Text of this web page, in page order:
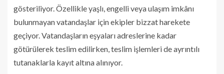
gösteriliyor. Özellikle yaşlı, engelli veya ulaşım imkânı
bulunmayan vatandaşlar için ekipler bizzat harekete
geçiyor. Vatandaşların eşyaları adreslerine kadar
götürülerek teslim edilirken, teslim işlemleri de ayrıntılı
tutanaklarla kayıt altına alınıyor.